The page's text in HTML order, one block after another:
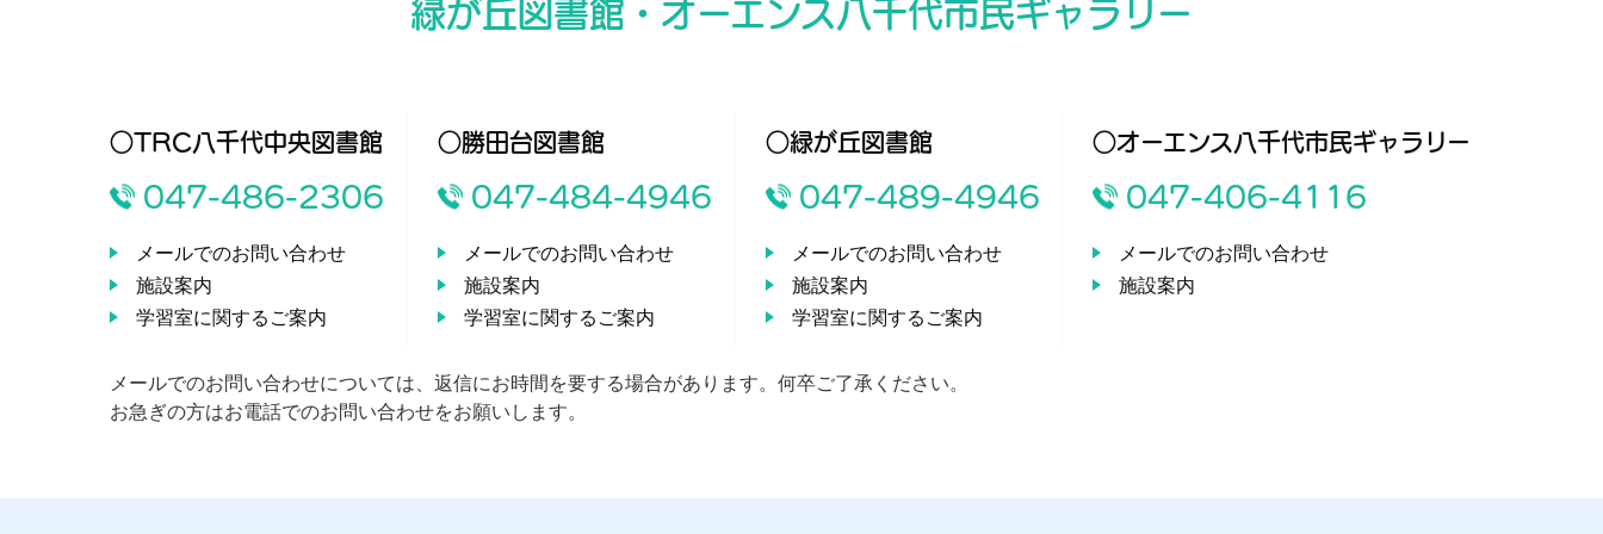
緑が丘図書館・オーエンス八千代市民ギャラリー
○TRC八千代中央図書館
047-486-2306
メールでのお問い合わせ
施設案内
学習室に関するご案内
○勝田台図書館
047-484-4946
メールでのお問い合わせ
施設案内
学習室に関するご案内
○緑が丘図書館
047-489-4946
メールでのお問い合わせ
施設案内
学習室に関するご案内
○オーエンス八千代市民ギャラリー
047-406-4116
メールでのお問い合わせ
施設案内
メールでのお問い合わせについては、返信にお時間を要する場合があります。何卒ご了承ください。
お急ぎの方はお電話でのお問い合わせをお願いします。